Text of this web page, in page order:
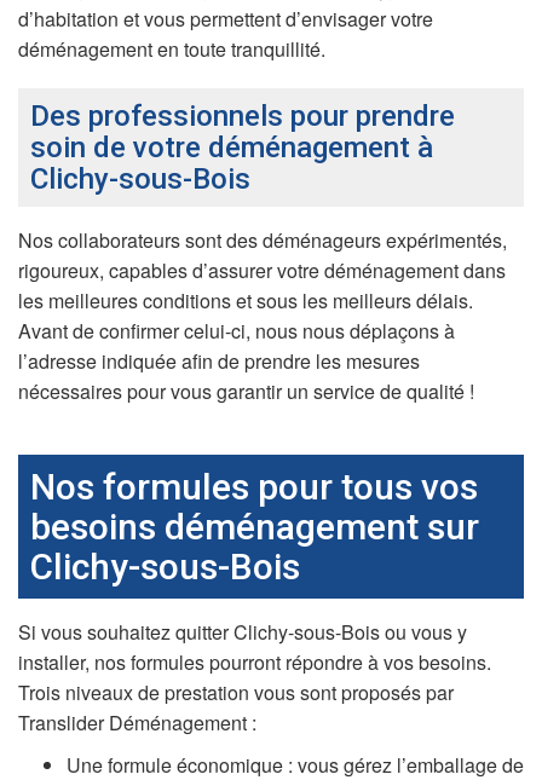
d’habitation et vous permettent d’envisager votre
déménagement en toute tranquillité.
Des professionnels pour prendre
soin de votre déménagement à
Clichy-sous-Bois
Nos collaborateurs sont des déménageurs expérimentés,
rigoureux, capables d’assurer votre déménagement dans
les meilleures conditions et sous les meilleurs délais.
Avant de confirmer celui-ci, nous nous déplaçons à
l’adresse indiquée afin de prendre les mesures
nécessaires pour vous garantir un service de qualité !
Nos formules pour tous vos
besoins déménagement sur
Clichy-sous-Bois
Si vous souhaitez quitter Clichy-sous-Bois ou vous y
installer, nos formules pourront répondre à vos besoins.
Trois niveaux de prestation vous sont proposés par
Translider Déménagement :
Une formule économique : vous gérez l’emballage de